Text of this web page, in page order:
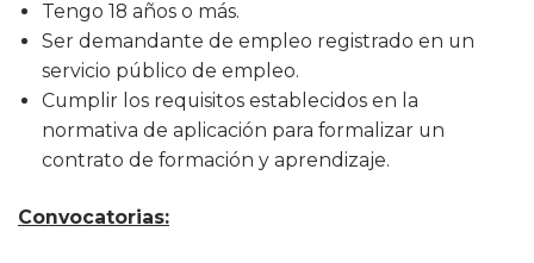
Tengo 18 años o más.
Ser demandante de empleo registrado en un
servicio público de empleo.
Cumplir los requisitos establecidos en la
normativa de aplicación para formalizar un
contrato de formación y aprendizaje.
Convocatorias: